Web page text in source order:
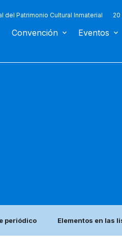
del Patrimonio Cultural Inmaterial 20
Convención Eventos
periódico Elementos en las